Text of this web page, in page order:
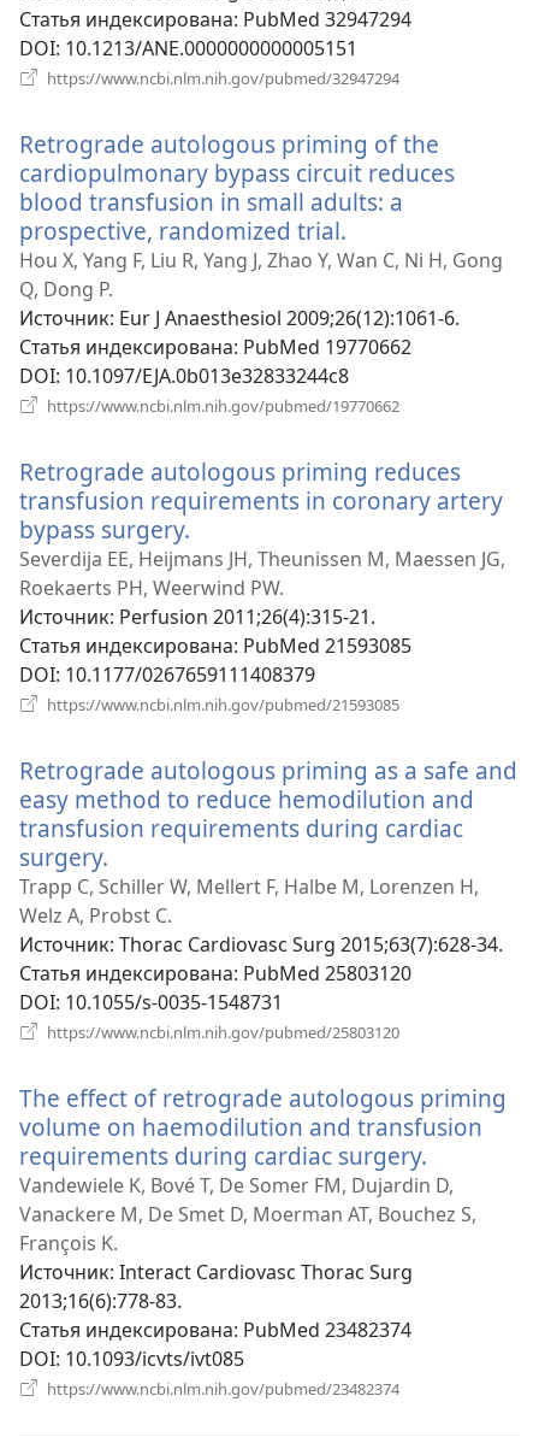
Статья индексирована‎: PubMed 32947294
DOI‎: 10.1213/ANE.0000000000005151
https://www.ncbi.nlm.nih.gov/pubmed/32947294
окне)
Retrograde autologous priming of the
cardiopulmonary bypass circuit reduces
blood transfusion in small adults: a
prospective, randomized trial.
в
окне)
Hou X, Yang F, Liu R, Yang J, Zhao Y, Wan C, Ni H, Gong
Q, Dong P.
Источник‎: Eur J Anaesthesiol 2009;26(12):1061-6.
Статья индексирована‎: PubMed 19770662
DOI‎: 10.1097/EJA.0b013e32833244c8
https://www.ncbi.nlm.nih.gov/pubmed/19770662
окне)
Retrograde autologous priming reduces
transfusion requirements in coronary artery
bypass surgery.
в
новом
окне)
Severdija EE, Heijmans JH, Theunissen M, Maessen JG,
Roekaerts PH, Weerwind PW.
Источник‎: Perfusion 2011;26(4):315-21.
Статья индексирована‎: PubMed 21593085
DOI‎: 10.1177/0267659111408379
https://www.ncbi.nlm.nih.gov/pubmed/21593085
окне)
Retrograde autologous priming as a safe and
easy method to reduce hemodilution and
transfusion requirements during cardiac
surgery.
в
новом
окне)
Trapp C, Schiller W, Mellert F, Halbe M, Lorenzen H,
Welz A, Probst C.
Источник‎: Thorac Cardiovasc Surg 2015;63(7):628-34.
Статья индексирована‎: PubMed 25803120
DOI‎: 10.1055/s-0035-1548731
https://www.ncbi.nlm.nih.gov/pubmed/25803120
окне)
The effect of retrograde autologous priming
volume on haemodilution and transfusion
requirements during cardiac surgery.
в
новом
Vandewiele K, Bové T, De Somer FM, Dujardin D,
Vanackere M, De Smet D, Moerman AT, Bouchez S,
François K.
Источник‎: Interact Cardiovasc Thorac Surg
2013;16(6):778-83.
Статья индексирована‎: PubMed 23482374
DOI‎: 10.1093/icvts/ivt085
https://www.ncbi.nlm.nih.gov/pubmed/23482374